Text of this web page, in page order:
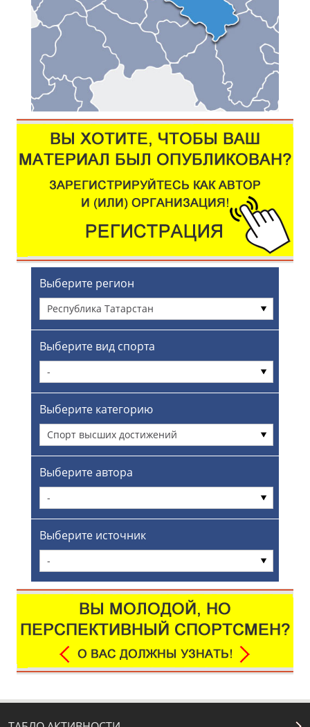
Выберите регион
Республика Татарстан
Выберите вид спорта
-
Выберите категорию
Спорт высших достижений
Выберите автора
-
Выберите источник
-